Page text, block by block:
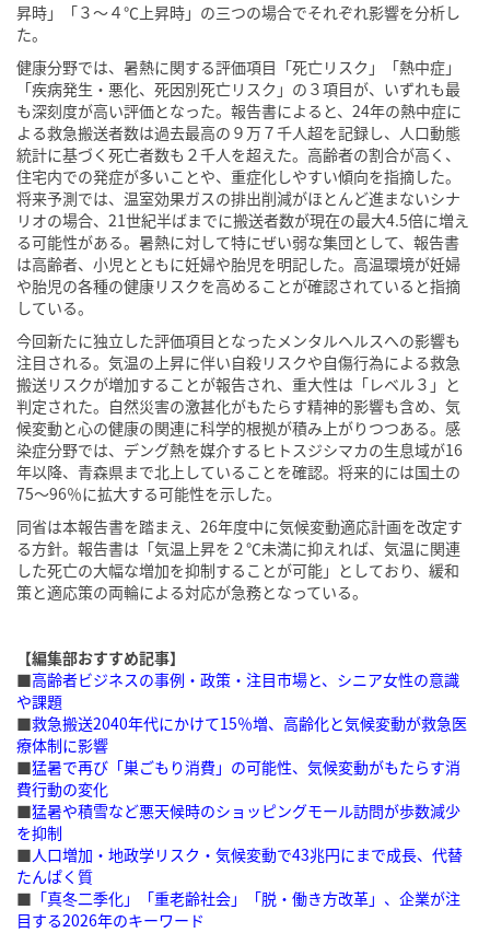
昇時」「３〜４℃上昇時」の三つの場合でそれぞれ影響を分析し
た。
健康分野では、暑熱に関する評価項目「死亡リスク」「熱中症」
「疾病発生・悪化、死因別死亡リスク」の３項目が、いずれも最
も深刻度が高い評価となった。報告書によると、24年の熱中症に
よる救急搬送者数は過去最高の９万７千人超を記録し、人口動態
統計に基づく死亡者数も２千人を超えた。高齢者の割合が高く、
住宅内での発症が多いことや、重症化しやすい傾向を指摘した。
将来予測では、温室効果ガスの排出削減がほとんど進まないシナ
リオの場合、21世紀半ばまでに搬送者数が現在の最大4.5倍に増え
る可能性がある。暑熱に対して特にぜい弱な集団として、報告書
は高齢者、小児とともに妊婦や胎児を明記した。高温環境が妊婦
や胎児の各種の健康リスクを高めることが確認されていると指摘
している。
今回新たに独立した評価項目となったメンタルヘルスへの影響も
注目される。気温の上昇に伴い自殺リスクや自傷行為による救急
搬送リスクが増加することが報告され、重大性は「レベル３」と
判定された。自然災害の激甚化がもたらす精神的影響も含め、気
候変動と心の健康の関連に科学的根拠が積み上がりつつある。感
染症分野では、デング熱を媒介するヒトスジシマカの生息域が16
年以降、青森県まで北上していることを確認。将来的には国土の
75〜96％に拡大する可能性を示した。
同省は本報告書を踏まえ、26年度中に気候変動適応計画を改定す
る方針。報告書は「気温上昇を２℃未満に抑えれば、気温に関連
した死亡の大幅な増加を抑制することが可能」としており、緩和
策と適応策の両輪による対応が急務となっている。
【編集部おすすめ記事】
■高齢者ビジネスの事例・政策・注目市場と、シニア女性の意識
や課題
■救急搬送2040年代にかけて15％増、高齢化と気候変動が救急医
療体制に影響
■猛暑で再び「巣ごもり消費」の可能性、気候変動がもたらす消
費行動の変化
■猛暑や積雪など悪天候時のショッピングモール訪問が歩数減少
を抑制
■人口増加・地政学リスク・気候変動で43兆円にまで成長、代替
たんぱく質
■ 「真冬二季化」「重老齢社会」「脱・働き方改革」、企業が注
目する2026年のキーワード